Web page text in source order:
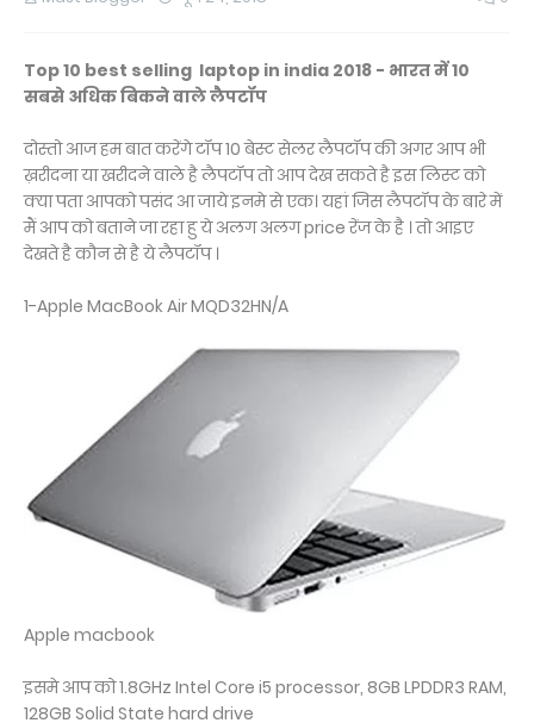
Top 10 best selling laptop in india 2018 - भारत में 10
सबसे अधिक बिकने वाले लैपटॉप
दोस्तो आज हम बात करेंगे टॉप 10 बेस्ट सेलर लैपटॉप की अगर आप भी
ख़रीदना या खरीदने वाले है लैपटॉप तो आप देख सकते है इस लिस्ट को
क्या पता आपको पसंद आ जाये इनमे से एक। यहां जिस लैपटॉप के बारे में
मैं आप को बताने जा रहा हु ये अलग अलग price रेंज के है । तो आइए
देखते है कौन से है ये लैपटॉप ।
1-Apple MacBook Air MQD32HN/A
Apple macbook
इसमे आप को 1.8GHz Intel Core i5 processor, 8GB LPDDR3 RAM,
128GB Solid State hard drive